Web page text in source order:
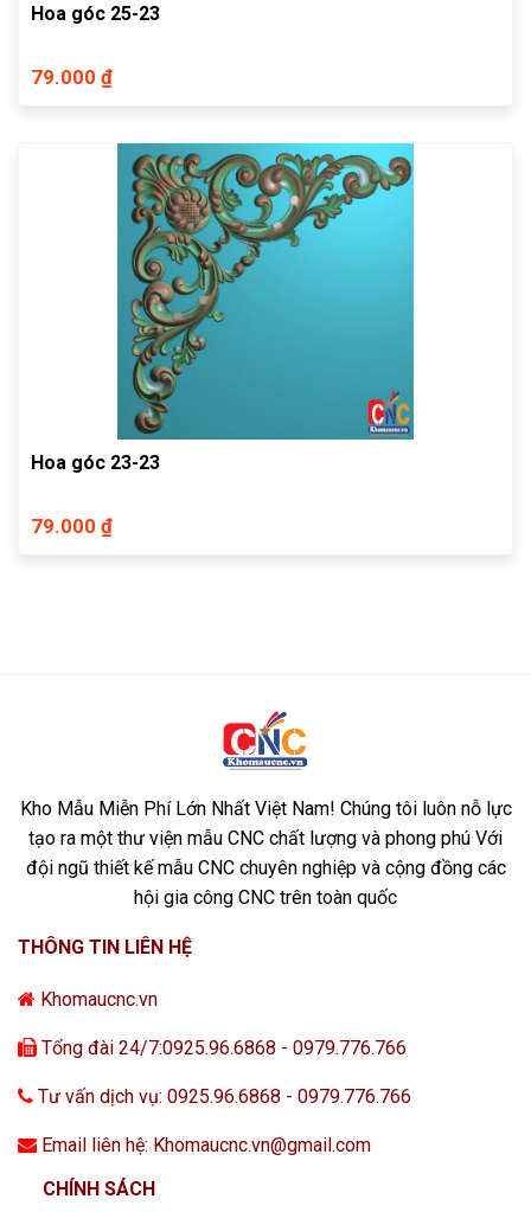
Hoa góc 25-23
79.000 ₫
Hoa góc 23-23
79.000 ₫
Kho Mẫu Miễn Phí Lớn Nhất Việt Nam! Chúng tôi luôn nỗ lực
tạo ra một thư viện mẫu CNC chất lượng và phong phú Với
đội ngũ thiết kế mẫu CNC chuyên nghiệp và cộng đồng các
hội gia công CNC trên toàn quốc
THÔNG TIN LIÊN HỆ
Khomaucnc.vn
Tổng đài 24/7:0925.96.6868 - 0979.776.766
Tư vấn dịch vụ: 0925.96.6868 - 0979.776.766
Email liên hệ: Khomaucnc.vn@gmail.com
CHÍNH SÁCH